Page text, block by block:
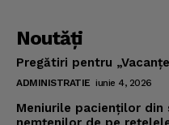
Noutăţi
Pregătiri pentru
ADMINISTRATIE iunie 4, 2026
Meniurile pacienţilor